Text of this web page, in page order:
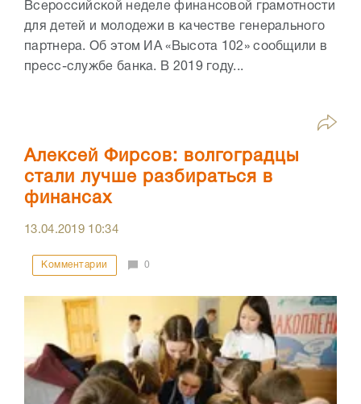
Всероссийской неделе финансовой грамотности
для детей и молодежи в качестве генерального
партнера. Об этом ИА «Высота 102» сообщили в
пресс-службе банка. В 2019 году...
Алексей Фирсов: волгоградцы
стали лучше разбираться в
финансах
13.04.2019 10:34
Комментарии 0